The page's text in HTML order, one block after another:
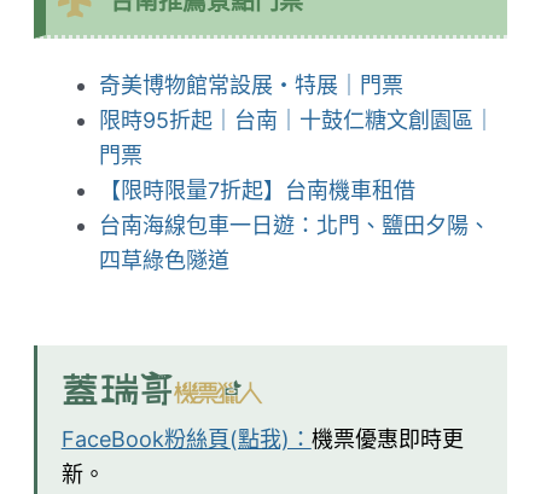
奇美博物館常設展・特展｜門票
限時95折起｜台南｜十鼓仁糖文創園區｜
門票
【限時限量7折起】台南機車租借
台南海線包車一日遊：北門、鹽田夕陽、
四草綠色隧道
FaceBook粉絲頁(點我)： 機票優惠即時更
新。